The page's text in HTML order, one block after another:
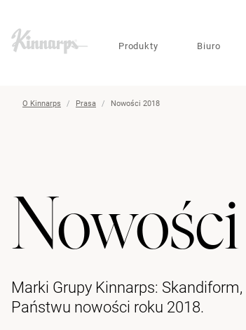
??
Produkty Biuro
O Kinnarps Prasa Nowości 2018
Marki Grupy Kinnarps:
Państwu nowości roku 2018.